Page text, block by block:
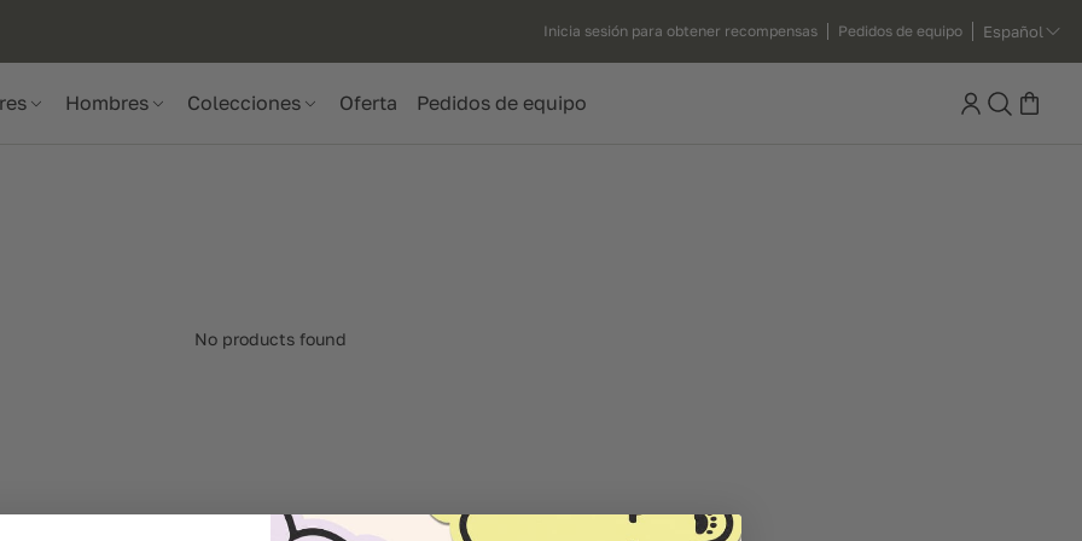
Inicia sesión para obtener recompensas Pedidos de equipo Español
Hombres Colecciones Oferta Pedidos de equipo Search
No products found